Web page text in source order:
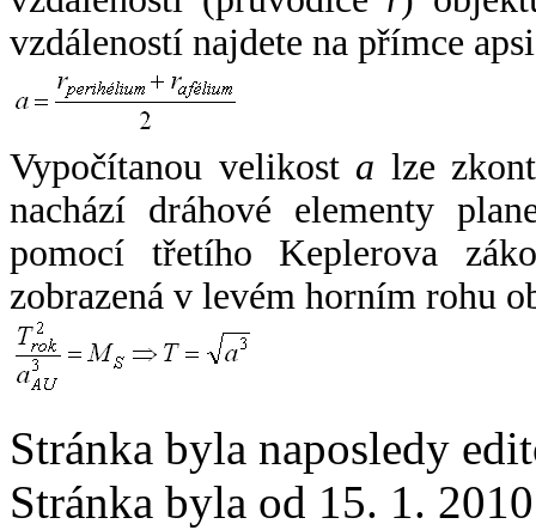
vzdáleností najdete na přímce
Vypočítanou velikost a lze
nachází dráhové elementy
pomocí třetího Keplerova
zobrazená v levém horním rohu
Stránka byla naposledy
Stránka byla od 15. 1.